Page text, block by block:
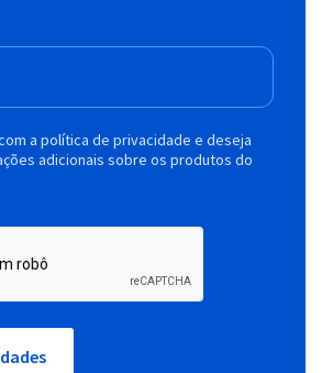
a política de privacidade e deseja
adicionais sobre os produtos do